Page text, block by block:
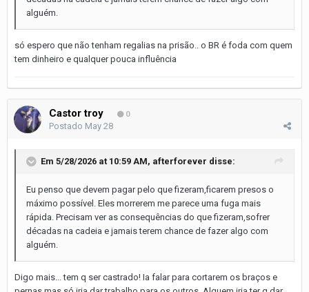
alguém.
só espero que não tenham regalias na prisão.. o BR é foda com quem
tem dinheiro e qualquer pouca influência
Castor troy 0
Postado May 28
Em 5/28/2026 at 10:59 AM, afterforever disse:
Eu penso que devem pagar pelo que fizeram,ficarem presos o
máximo possível. Eles morrerem me parece uma fuga mais
rápida. Precisam ver as consequências do que fizeram,sofrer
décadas na cadeia e jamais terem chance de fazer algo com
alguém.
Digo mais... tem q ser castrado! Ia falar para cortarem os braços e